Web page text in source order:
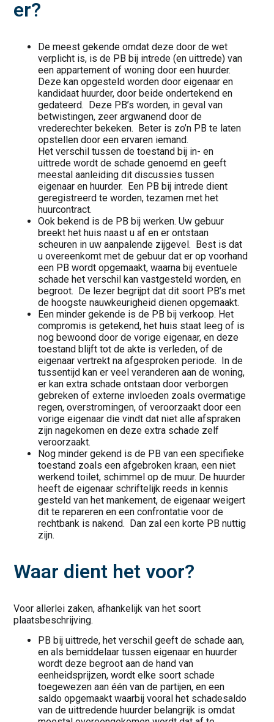
er?
De meest gekende omdat deze door de wet
verplicht is, is de PB bij intrede (en uittrede) van
een appartement of woning door een huurder.
Deze kan opgesteld worden door eigenaar en
kandidaat huurder, door beide ondertekend en
gedateerd. Deze PB’s worden, in geval van
betwistingen, zeer argwanend door de
vrederechter bekeken. Beter is zo’n PB te laten
opstellen door een ervaren iemand.
Het verschil tussen de toestand bij in- en
uittrede wordt de schade genoemd en geeft
meestal aanleiding dit discussies tussen
eigenaar en huurder. Een PB bij intrede dient
geregistreerd te worden, tezamen met het
huurcontract.
Ook bekend is de PB bij werken. Uw gebuur
breekt het huis naast u af en er ontstaan
scheuren in uw aanpalende zijgevel. Best is dat
u overeenkomt met de gebuur dat er op voorhand
een PB wordt opgemaakt, waarna bij eventuele
schade het verschil kan vastgesteld worden, en
begroot. De lezer begrijpt dat dit soort PB’s met
de hoogste nauwkeurigheid dienen opgemaakt.
Een minder gekende is de PB bij verkoop. Het
compromis is getekend, het huis staat leeg of is
nog bewoond door de vorige eigenaar, en deze
toestand blijft tot de akte is verleden, of de
eigenaar vertrekt na afgesproken periode. In de
tussentijd kan er veel veranderen aan de woning,
er kan extra schade ontstaan door verborgen
gebreken of externe invloeden zoals overmatige
regen, overstromingen, of veroorzaakt door een
vorige eigenaar die vindt dat niet alle afspraken
zijn nagekomen en deze extra schade zelf
veroorzaakt.
Nog minder gekend is de PB van een specifieke
toestand zoals een afgebroken kraan, een niet
werkend toilet, schimmel op de muur. De huurder
heeft de eigenaar schriftelijk reeds in kennis
gesteld van het mankement, de eigenaar weigert
dit te repareren en een confrontatie voor de
rechtbank is nakend. Dan zal een korte PB nuttig
zijn.
Waar dient het voor?
Voor allerlei zaken, afhankelijk van het soort
plaatsbeschrijving.
PB bij uittrede, het verschil geeft de schade aan,
en als bemiddelaar tussen eigenaar en huurder
wordt deze begroot aan de hand van
eenheidsprijzen, wordt elke soort schade
toegewezen aan één van de partijen, en een
saldo opgemaakt waarbij vooral het schadesaldo
van de uittredende huurder belangrijk is omdat